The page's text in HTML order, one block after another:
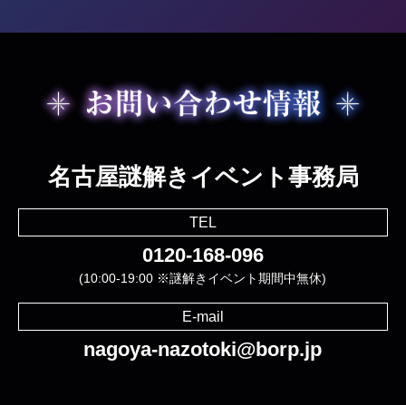
名古屋謎解きイベント事務局
TEL
0120-168-096
(10:00-19:00 ※謎解きイベント期間中無休)
E-mail
nagoya-nazotoki@borp.jp